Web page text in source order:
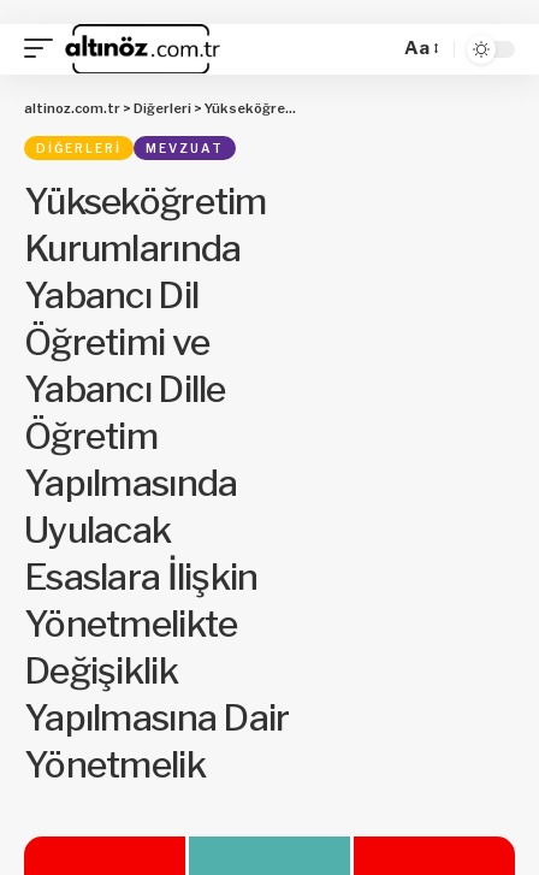
Aa
altinoz.com.tr > Diğerleri > Yükseköğretim Kurumlarında Yabancı Dil Öğretimi ve Yabancı Dille Öğretim Yapılmasında Uyulacak Esaslara İlişkin Yönetmelikte Değişiklik Yapılmasına Dair Yönetmelik
DIĞERLERI MEVZUAT
Yükseköğretim
Kurumlarında
Yabancı Dil
Öğretimi ve
Yabancı Dille
Öğretim
Yapılmasında
Uyulacak
Esaslara İlişkin
Yönetmelikte
Değişiklik
Yapılmasına Dair
Yönetmelik